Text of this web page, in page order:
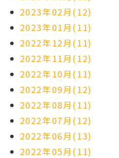
2023年02月(12)
2023年01月(11)
2022年12月(11)
2022年11月(12)
2022年10月(11)
2022年09月(12)
2022年08月(11)
2022年07月(12)
2022年06月(13)
2022年05月(11)